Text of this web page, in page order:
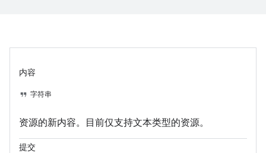
内容
字符串
资源的新内容。目前仅支持文本类型的资源。
提交